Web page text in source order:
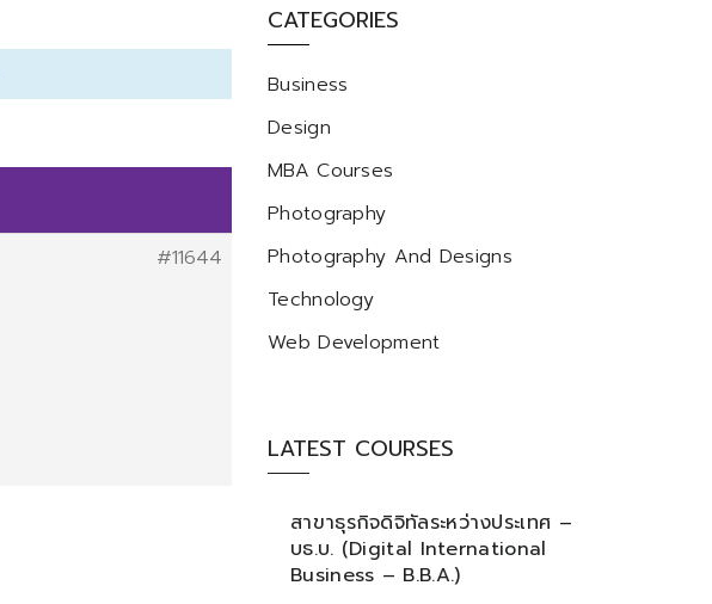
#11644
CATEGORIES
Business
Design
MBA Courses
Photography
Photography And Designs
Technology
Web Development
LATEST COURSES
สาขาธุรกิจดิจิทัลระหว่างประเทศ –
บธ.บ. (Digital International
Business – B.B.A.)